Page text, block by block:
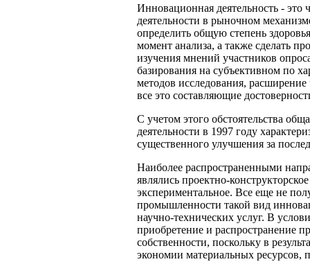
Инновационная деятельность - это
деятельности в рыночном
определить общую степень
момент анализа, а также сделать
изучения мнений участников
базирования на субъективном по
методов исследования,
все это составляющие
С учетом этого обстоятельства
деятельности в 1997 году
существенного улучшения за
Наиболее распространенными
являлись проектно-
экспериментальное. Все еще не
промышленности такой вид
научно-технических услуг. В
приобретение и распространение
собственности, поскольку в
экономии материальных ресурсов,